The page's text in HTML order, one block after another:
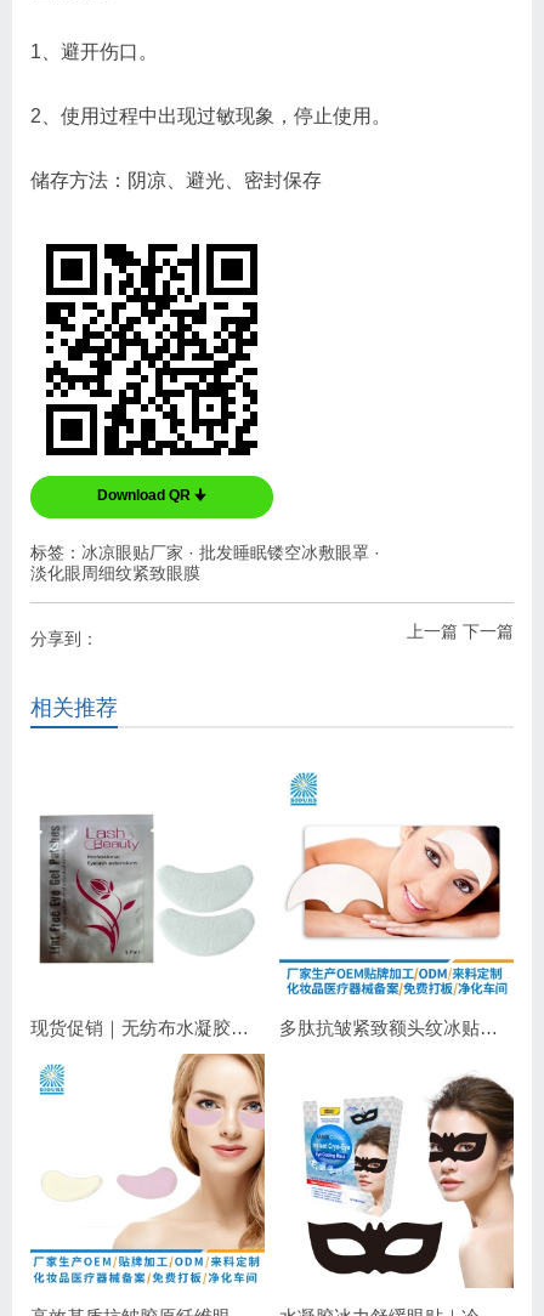
1、避开伤口。
2、使用过程中出现过敏现象，停止使用。
储存方法：阴凉、避光、密封保存
Download QR 🠋
标签： 冰凉眼贴厂家 · 批发睡眠镂空冰敷眼罩 ·
淡化眼周细纹紧致眼膜
上一篇 下一篇
分享到：
相关推荐
现货促销｜无纺布水凝胶睫毛眼贴 嫁接睫毛专用 补水保湿不干扰操作 多肽抗皱紧致额头纹冰贴｜淡化抬头纹紧致显年轻